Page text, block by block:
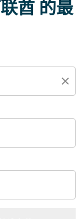
酋 的最
close